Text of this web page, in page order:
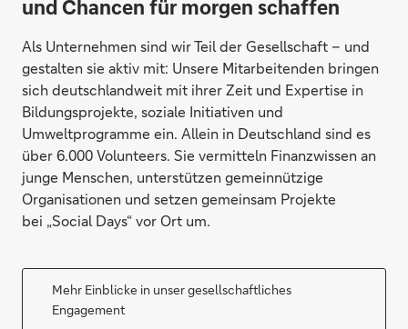
und Chancen für morgen schaffen
Als Unternehmen sind wir Teil der Gesellschaft – und
gestalten sie aktiv mit: Unsere Mitarbeitenden bringen
sich deutschlandweit mit ihrer Zeit und Expertise in
Bildungsprojekte, soziale Initiativen und
Umweltprogramme ein. Allein in Deutschland sind es
über 6.000 Volunteers. Sie vermitteln Finanzwissen an
junge Menschen, unterstützen gemeinnützige
Organisationen und setzen gemeinsam Projekte
bei „Social Days“ vor Ort um.
Mehr Einblicke in unser gesellschaftliches
Engagement